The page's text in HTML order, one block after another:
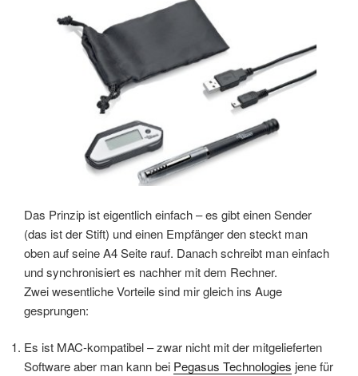
Das Prinzip ist eigentlich einfach – es gibt einen Sender
(das ist der Stift) und einen Empfänger den steckt man
oben auf seine A4 Seite rauf. Danach schreibt man einfach
und synchronisiert es nachher mit dem Rechner.
Zwei wesentliche Vorteile sind mir gleich ins Auge
gesprungen:
Es ist MAC-kompatibel – zwar nicht mit der mitgelieferten
Software aber man kann bei Pegasus Technologies jene für